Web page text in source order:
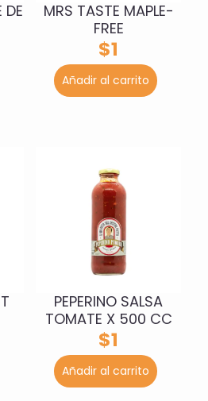
DE
MRS TASTE MAPLE-
FREE
$1
Añadir al carrito
PEPERINO SALSA
TOMATE X 500 CC
$1
Añadir al carrito